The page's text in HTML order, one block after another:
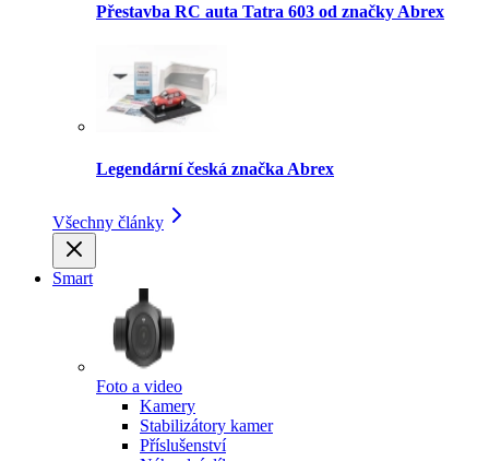
Přestavba RC auta Tatra 603 od značky Abrex
Legendární česká značka Abrex
Všechny články
Smart
Foto a video
Kamery
Stabilizátory kamer
Příslušenství